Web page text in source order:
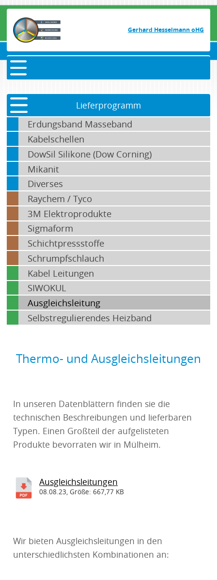
Gerhard Hesselmann oHG
Lieferprogramm
Erdungsband Masseband
Kabelschellen
DowSil Silikone (Dow Corning)
Mikanit
Diverses
Raychem / Tyco
3M Elektroprodukte
Sigmaform
Schichtpressstoffe
Schrumpfschlauch
Kabel Leitungen
SIWOKUL
Ausgleichsleitung
Selbstregulierendes Heizband
Thermo- und Ausgleichsleitungen
In unseren Datenblättern finden sie die
technischen Beschreibungen und lieferbaren
Typen. Einen Großteil der aufgelisteten
Produkte bevorraten wir in Mülheim.
Ausgleichsleitungen
08.08.23, Größe: 667,77 KB
Wir bieten Ausgleichsleitungen in den
unterschiedlichsten Kombinationen an: